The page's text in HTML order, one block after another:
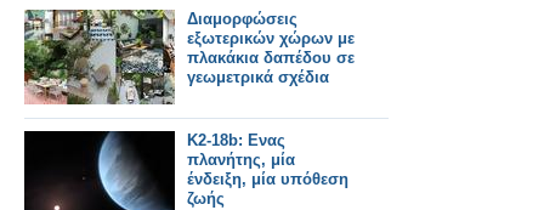
Διαμορφώσεις
εξωτερικών χώρων με
πλακάκια δαπέδου σε
γεωμετρικά σχέδια
K2-18b: Ενας
πλανήτης, μία
ένδειξη, μία υπόθεση
ζωής